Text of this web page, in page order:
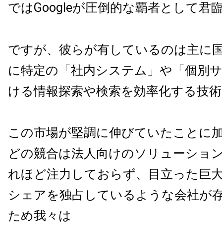
ではGoogleが圧倒的な覇者として君
ですが、彼らが有しているのは主に
に特定の「社内システム」や「個別
ける情報探索や検索を効率化する技
この市場が堅調に伸びていたことに
どの競合は法人向けのソリューショ
れほど注力しておらず、目立った巨
シェアを独占しているような会社が
ため我々は